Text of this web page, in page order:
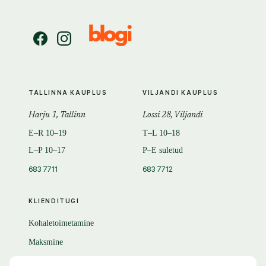
KLIENDITUGI
Kohaletoimetamine
Maksmine
TALLINNA KAUPLUS
Harju 1, Tallinn
E–R 10–19
L–P 10–17
683 7711
VILJANDI KAUPLUS
Lossi 28, Viljandi
T–L 10–18
P–E suletud
683 7712